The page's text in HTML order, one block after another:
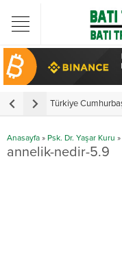
Anasayfa » Psk. Dr. Yaşar Kuru »
annelik-nedir-5.9